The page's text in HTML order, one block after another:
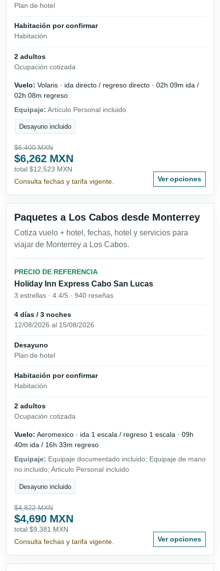
Plan de hotel
Habitación por confirmar
Habitación
2 adultos
Ocupación cotizada
Vuelo: Volaris · ida directo / regreso directo · 02h 09m ida /
02h 08m regreso
Equipaje: Artículo Personal incluido
Desayuno incluido
$6,400 MXN
$6,262 MXN
total $12,523 MXN
Consulta fechas y tarifa vigente.
Ver opciones
Paquetes a Los Cabos desde Monterrey
Cotiza vuelo + hotel, fechas, hotel y servicios para
viajar de Monterrey a Los Cabos.
PRECIO DE REFERENCIA
Holiday Inn Express Cabo San Lucas
3 estrellas · 4.4/5 · 940 reseñas
4 días / 3 noches
12/08/2026 al 15/08/2026
Desayuno
Plan de hotel
Habitación por confirmar
Habitación
2 adultos
Ocupación cotizada
Vuelo: Aeromexico · ida 1 escala / regreso 1 escala · 09h
40m ida / 16h 33m regreso
Equipaje: Equipaje documentado incluido; Equipaje de mano
no incluido; Articulo Personal incluido
Desayuno incluido
$4,822 MXN
$4,690 MXN
total $9,381 MXN
Consulta fechas y tarifa vigente.
Ver opciones